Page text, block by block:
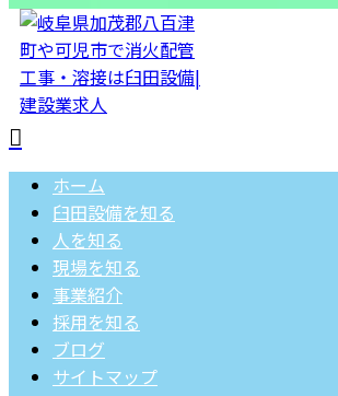
ホーム
臼田設備を知る
人を知る
現場を知る
事業紹介
採用を知る
ブログ
サイトマップ